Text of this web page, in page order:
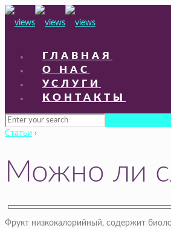
ГЛАВНАЯ
О НАС
УСЛУГИ
КОНТАКТЫ
Статьи ›
Можно ли
Фрукт низкокалорийный, содержит